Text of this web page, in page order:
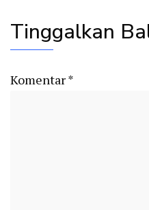
Tinggalkan
Komentar*